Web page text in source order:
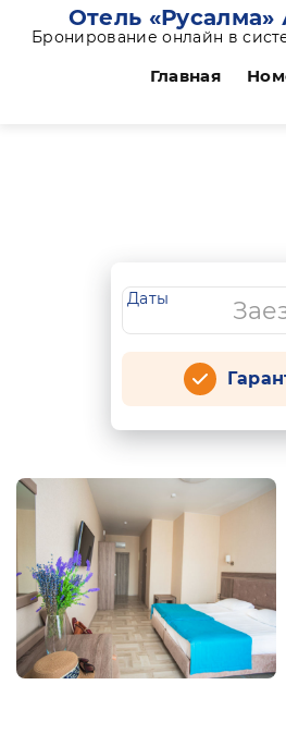
Отель «Русалма»
Бронирование онлайн в
Главная
Даты